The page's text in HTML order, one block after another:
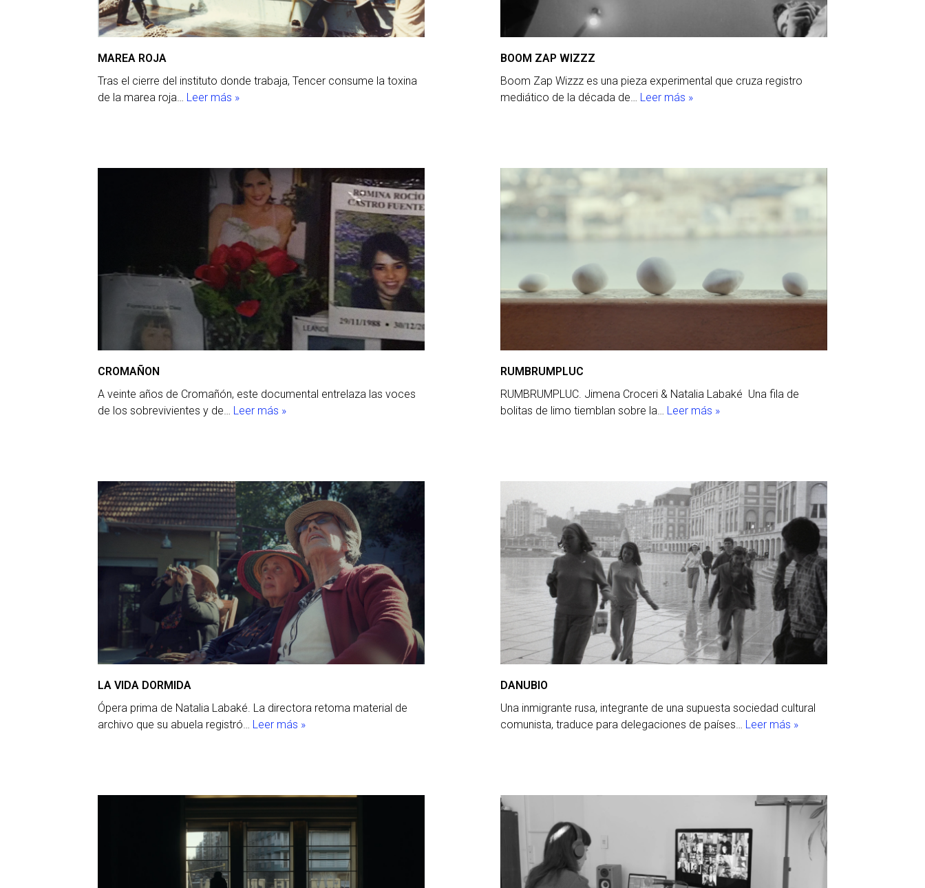
MAREA ROJA
Tras el cierre del instituto donde trabaja, Tencer consume la toxina
de la marea roja… Leer más »
BOOM ZAP WIZZZ
Boom Zap Wizzz es una pieza experimental que cruza registro
mediático de la década de… Leer más »
CROMAÑON
A veinte años de Cromañón, este documental entrelaza las voces
de los sobrevivientes y de… Leer más »
RUMBRUMPLUC
RUMBRUMPLUC. Jimena Croceri & Natalia Labaké Una fila de
bolitas de limo tiemblan sobre la… Leer más »
LA VIDA DORMIDA
Ópera prima de Natalia Labaké. La directora retoma material de
archivo que su abuela registró… Leer más »
DANUBIO
Una inmigrante rusa, integrante de una supuesta sociedad cultural
comunista, traduce para delegaciones de países… Leer más »